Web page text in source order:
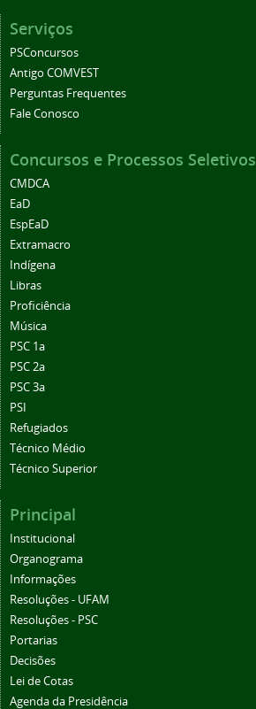
Serviços
PSConcursos
Antigo COMVEST
Perguntas Frequentes
Fale Conosco
Concursos e Processos Seletivos
CMDCA
EaD
EspEaD
Extramacro
Indígena
Libras
Proficiência
Música
PSC 1a
PSC 2a
PSC 3a
PSI
Refugiados
Técnico Médio
Técnico Superior
Principal
Institucional
Organograma
Informações
Resoluções - UFAM
Resoluções - PSC
Portarias
Decisões
Lei de Cotas
Agenda da Presidência